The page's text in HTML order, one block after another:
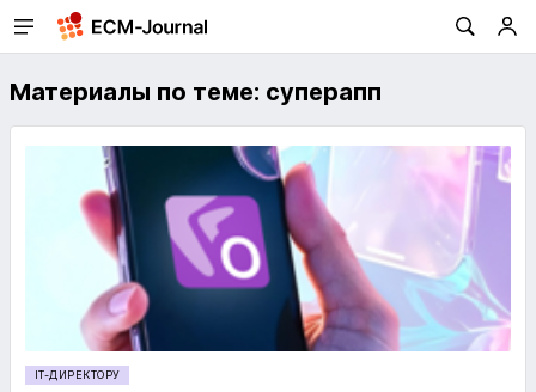
Материалы по теме: суперапп
IT-ДИРЕКТОРУ